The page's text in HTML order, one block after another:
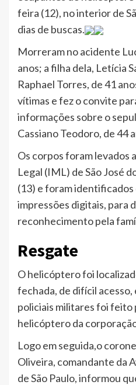
feira (12), no interior de
dias de buscas.
Morreram no acidente
anos; a filha dela, Letícia
Raphael Torres, de 41
vítimas e fez o convite
informações sobre o
Cassiano Teodoro, de 44
Os corpos foram
Legal (IML) de São José
(13) e foram
impressões digitais, para
reconhecimento pela
Resgate
O helicóptero foi
fechada, de difícil acesso,
policiais militares foi feito
helicóptero da
Logo em seguida,o
Oliveira, comandante da
de São Paulo, informou